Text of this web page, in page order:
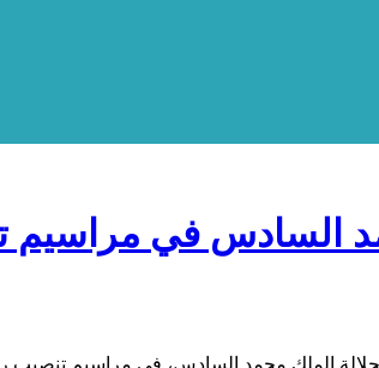
السادس في
الملك محمد السادس، في مراسيم تنصيب